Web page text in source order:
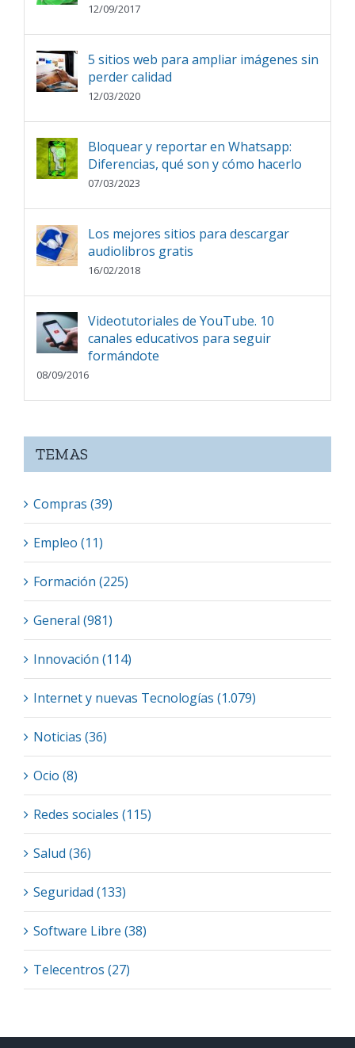
12/09/2017
5 sitios web para ampliar imágenes sin
perder calidad
12/03/2020
Bloquear y reportar en Whatsapp:
Diferencias, qué son y cómo hacerlo
07/03/2023
Los mejores sitios para descargar
audiolibros gratis
16/02/2018
Videotutoriales de YouTube. 10
canales educativos para seguir
formándote
08/09/2016
TEMAS
Compras (39)
Empleo (11)
Formación (225)
General (981)
Innovación (114)
Internet y nuevas Tecnologías (1.079)
Noticias (36)
Ocio (8)
Redes sociales (115)
Salud (36)
Seguridad (133)
Software Libre (38)
Telecentros (27)